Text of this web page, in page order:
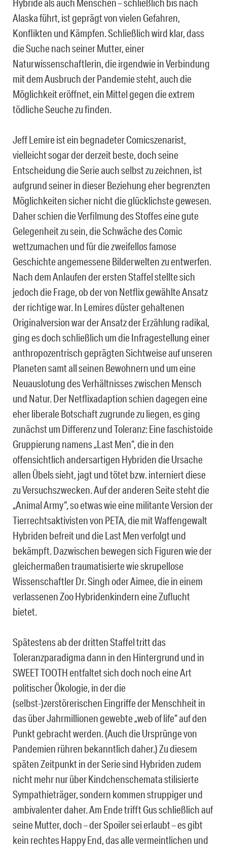
Hybride als auch Menschen – schließlich bis nach
Alaska führt, ist geprägt von vielen Gefahren,
Konflikten und Kämpfen. Schließlich wird klar, dass
die Suche nach seiner Mutter, einer
Naturwissenschaftlerin, die irgendwie in Verbindung
mit dem Ausbruch der Pandemie steht, auch die
Möglichkeit eröffnet, ein Mittel gegen die extrem
tödliche Seuche zu finden.
Jeff Lemire ist ein begnadeter Comicszenarist,
vielleicht sogar der derzeit beste, doch seine
Entscheidung die Serie auch selbst zu zeichnen, ist
aufgrund seiner in dieser Beziehung eher begrenzten
Möglichkeiten sicher nicht die glücklichste gewesen.
Daher schien die Verfilmung des Stoffes eine gute
Gelegenheit zu sein, die Schwäche des Comic
wettzumachen und für die zweifellos famose
Geschichte angemessene Bilderwelten zu entwerfen.
Nach dem Anlaufen der ersten Staffel stellte sich
jedoch die Frage, ob der von Netflix gewählte Ansatz
der richtige war. In Lemires düster gehaltenen
Originalversion war der Ansatz der Erzählung radikal,
ging es doch schließlich um die Infragestellung einer
anthropozentrisch geprägten Sichtweise auf unseren
Planeten samt all seinen Bewohnern und um eine
Neuauslotung des Verhältnisses zwischen Mensch
und Natur. Der Netflixadaption schien dagegen eine
eher liberale Botschaft zugrunde zu liegen, es ging
zunächst um Differenz und Toleranz: Eine faschistoide
Gruppierung namens „Last Men“, die in den
offensichtlich andersartigen Hybriden die Ursache
allen Übels sieht, jagt und tötet bzw. interniert diese
zu Versuchszwecken. Auf der anderen Seite steht die
„Animal Army“, so etwas wie eine militante Version der
Tierrechtsaktivisten von PETA, die mit Waffengewalt
Hybriden befreit und die Last Men verfolgt und
bekämpft. Dazwischen bewegen sich Figuren wie der
gleichermaßen traumatisierte wie skrupellose
Wissenschaftler Dr. Singh oder Aimee, die in einem
verlassenen Zoo Hybridenkindern eine Zuflucht
bietet.
Spätestens ab der dritten Staffel tritt das
Toleranzparadigma dann in den Hintergrund und in
SWEET TOOTH entfaltet sich doch noch eine Art
politischer Ökologie, in der die
(selbst-)zerstörerischen Eingriffe der Menschheit in
das über Jahrmillionen gewebte „web of life“ auf den
Punkt gebracht werden. (Auch die Ursprünge von
Pandemien rühren bekanntlich daher.) Zu diesem
späten Zeitpunkt in der Serie sind Hybriden zudem
nicht mehr nur über Kindchenschemata stilisierte
Sympathieträger, sondern kommen struppiger und
ambivalenter daher. Am Ende trifft Gus schließlich auf
seine Mutter, doch – der Spoiler sei erlaubt – es gibt
kein rechtes Happy End, das alle vermeintlichen und